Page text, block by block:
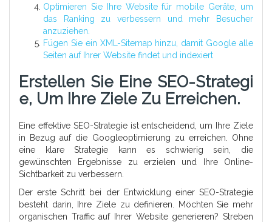
Optimieren Sie Ihre Website für mobile Geräte, um
das Ranking zu verbessern und mehr Besucher
anzuziehen.
Fügen Sie ein XML-Sitemap hinzu, damit Google alle
Seiten auf Ihrer Website findet und indexiert
Erstellen Sie Eine SEO-Strategi
E, Um Ihre Ziele Zu Erreichen.
Eine effektive SEO-Strategie ist entscheidend, um Ihre Ziele
in Bezug auf die Googleoptimierung zu erreichen. Ohne
eine klare Strategie kann es schwierig sein, die
gewünschten Ergebnisse zu erzielen und Ihre Online-
Sichtbarkeit zu verbessern.
Der erste Schritt bei der Entwicklung einer SEO-Strategie
besteht darin, Ihre Ziele zu definieren. Möchten Sie mehr
organischen Traffic auf Ihrer Website generieren? Streben